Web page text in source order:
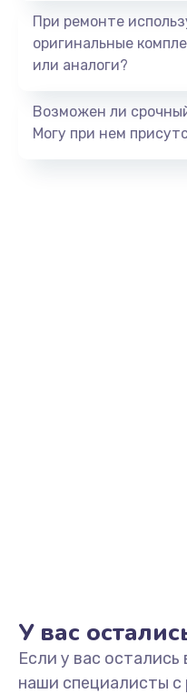
Замена
Замена
При ремонте
оригинальные
или аналоги?
Возможен ли
Могу при нем
У вас
Если у вас
наши специалисты